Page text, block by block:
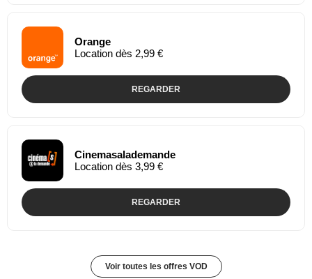
Orange
Location dès 2,99 €
REGARDER
Cinemasalademande
Location dès 3,99 €
REGARDER
Voir toutes les offres VOD